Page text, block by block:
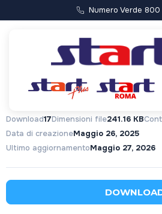
Numero Verde
edgue.xml
Download17Dimensioni file241.16 KB
Data di creazioneMaggio 26, 2025
Ultimo aggiornamentoMaggio 27, 2026